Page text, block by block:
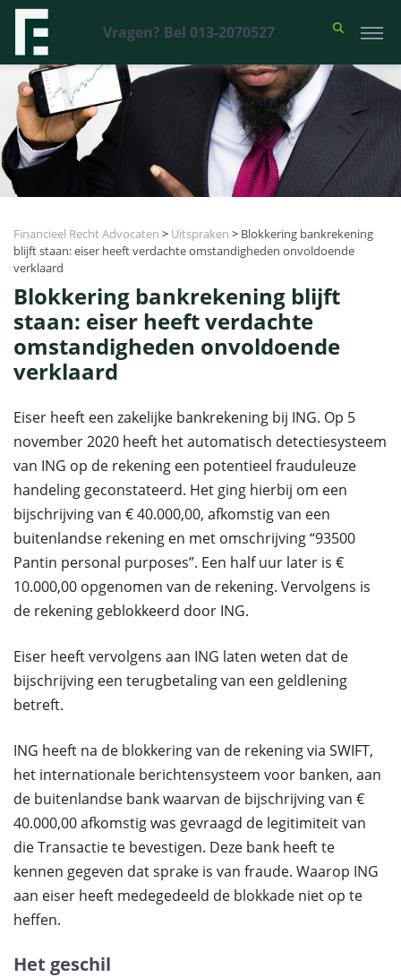
Vragen? Bel 013-2070527
Financieel Recht Advocaten > Uitspraken > Blokkering bankrekening
blijft staan: eiser heeft verdachte omstandigheden onvoldoende
verklaard
Blokkering bankrekening blijft
staan: eiser heeft verdachte
omstandigheden onvoldoende
verklaard
Eiser heeft een zakelijke bankrekening bij ING. Op 5
november 2020 heeft het automatisch detectiesysteem
van ING op de rekening een potentieel frauduleuze
handeling geconstateerd. Het ging hierbij om een
bijschrijving van € 40.000,00, afkomstig van een
buitenlandse rekening en met omschrijving “93500
Pantin personal purposes”. Een half uur later is €
10.000,00 opgenomen van de rekening. Vervolgens is
de rekening geblokkeerd door ING.
Eiser heeft vervolgens aan ING laten weten dat de
bijschrijving een terugbetaling van een geldlening
betreft.
ING heeft na de blokkering van de rekening via SWIFT,
het internationale berichtensysteem voor banken, aan
de buitenlandse bank waarvan de bijschrijving van €
40.000,00 afkomstig was gevraagd de legitimiteit van
die Transactie te bevestigen. Deze bank heeft te
kennen gegeven dat sprake is van fraude. Waarop ING
aan eiser heeft medegedeeld de blokkade niet op te
heffen.
Het geschil